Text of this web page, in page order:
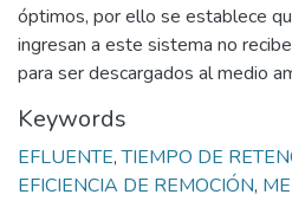
óptimos, por ello se establece
ingresan a este sistema no
para ser descargados al medio
Keywords
EFLUENTE,TIEMPO DE
EFICIENCIA DE REMOCIÓN,